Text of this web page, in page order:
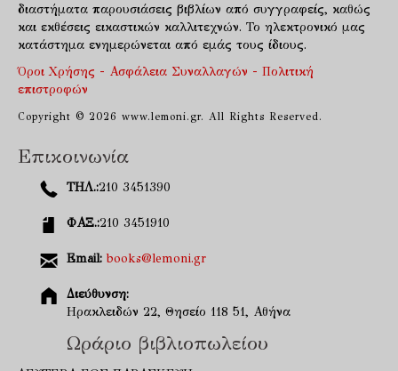
διαστήματα παρουσιάσεις βιβλίων από συγγραφείς, καθώς
και εκθέσεις εικαστικών καλλιτεχνών. Το ηλεκτρονικό μας
κατάστημα ενημερώνεται από εμάς τους ίδιους.
Όροι Χρήσης - Ασφάλεια Συναλλαγών - Πολιτική
επιστροφών
Copyright © 2026 www.lemoni.gr. All Rights Reserved.
Επικοινωνία
ΤΗΛ.:210 3451390
ΦΑΞ.:210 3451910
Email: books@lemoni.gr
Διεύθυνση:
Ηρακλειδών 22, Θησείο 118 51, Αθήνα
Ωράριο βιβλιοπωλείου